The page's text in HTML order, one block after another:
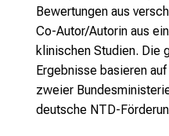
Bewertungen aus
Co-Autor/Autorin aus
klinischen Studien. Die
Ergebnisse basieren
zweier
deutsche NTD-